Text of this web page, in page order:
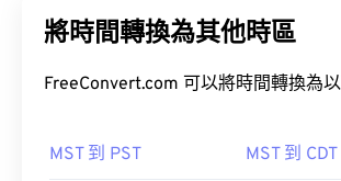
將時間轉換為其他時區
FreeConvert.com 可以將時間轉換為
MST 到 PST MST 到 CDT